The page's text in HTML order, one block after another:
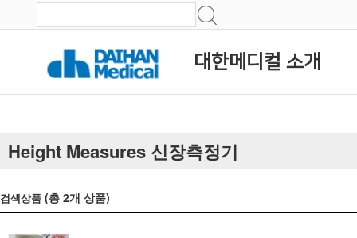
대한메디컬 소개
Height Measures 신장측정기
검색상품 (총 2개 상품)